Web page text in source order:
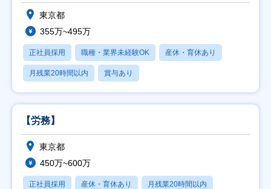
東京都
355万~495万
正社員採用 職種・業界未経験OK 産休・育休あり
月残業20時間以内 賞与あり
【労務】
東京都
450万~600万
正社員採用 産休・育休あり 月残業20時間以内